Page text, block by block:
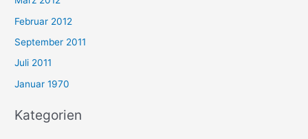
Februar 2012
September 2011
Juli 2011
Januar 1970
Kategorien